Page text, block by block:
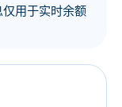
仅用于实时余额